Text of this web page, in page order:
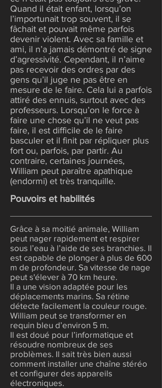
Quand il était enfant, lorsqu’on
l’importunait trop souvent, il se
fâchait et pouvait même parfois
devenir violent. Avec sa famille et
ami, il n’a jamais démontré de signe
d’agressivité. Cependant, il n’aime
pas recevoir des ordres par des
gens qu’il juge ne pas être en
mesure de le faire. Cela lui a parfois
attiré des ennuis, surtout avec des
professeurs. Lorsqu’on le force à
faire une chose qu’il ne veut pas
faire, il est difficile de le faire
basculer et il finit par répliquer plus
fort ou, parfois, par partir. Au
contraire, certaines journées,
William peut paraître apathique
(endormi) et très tranquille.
Pouvoirs et habilités
Grâce à sa moitié animale, William
peut nager rapidement et respirer
sous l’eau à l’aide de ses branchies. Il
est capable de plonger à plus de 600
m de profondeur. Sa vitesse de nage
peut s'élever à 70 km heure.
Il a une vision adaptée pour les
déplacements marins. Sa rétine
détecte facilement la couleur rouge.
William peut se transformer en
requin bleu d’environ 5 m.
Il est doué pour l’informatique et
résoudre nombreux de ses
problèmes. Il sait très bien aussi
comment installer une chaîne stéréo
et configurer des appareils
électroniques.